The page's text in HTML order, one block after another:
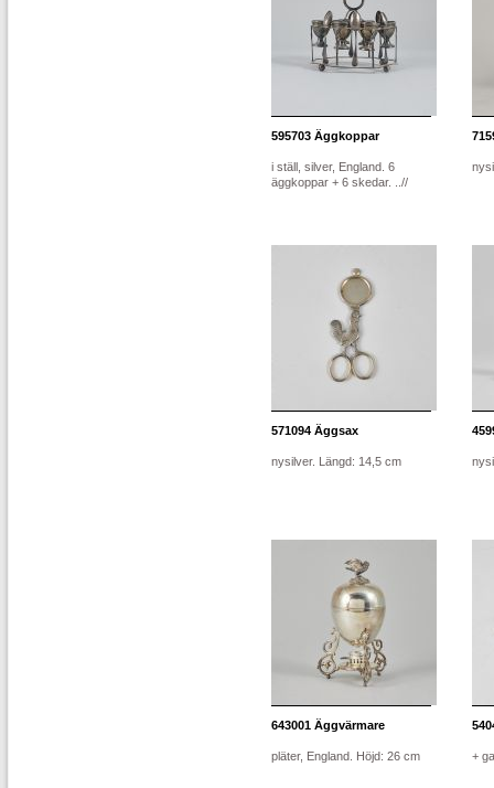
595703 Äggkoppar
i ställ, silver, England. 6
äggkoppar + 6 skedar. ..//
571094 Äggsax
nysilver. Längd: 14,5 cm
643001 Äggvärmare
pläter, England. Höjd: 26 cm +